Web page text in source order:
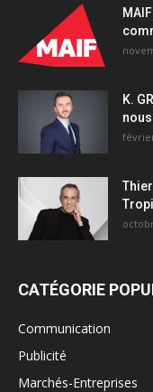
K.
CATÉGORIE
Communication
Publicité
Marchés-Entreprises